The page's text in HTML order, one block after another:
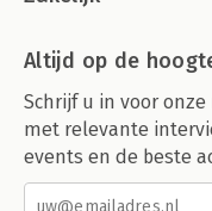
Altijd op de
Schrijf u in voor
met relevante
events en de beste